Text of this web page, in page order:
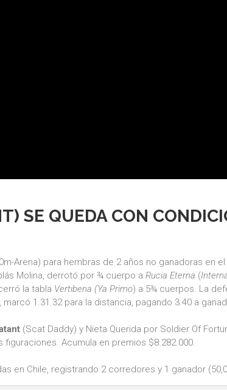
SE QUEDA CON
Arena) para hembras de 2 años no ganadoras en
Molina, derrotó por ¾ cuerpo a Rucia Eterna (
la tabla Vertibena (Ya Primo) a 5¾ cuerpos. La
1.31.32 para la distancia, pagando 3.40 a
(Scat Daddy) y Nieta Querida por Soldier Of
Acumula en premios $8.282.000.
en Chile, registrando 2 corredores y 1 ganador